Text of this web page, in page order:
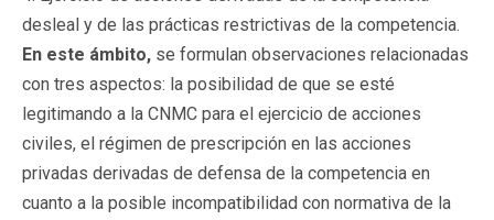
desleal y de las prácticas restrictivas de la competencia.
En este ámbito, se formulan observaciones relacionadas
con tres aspectos: la posibilidad de que se esté
legitimando a la CNMC para el ejercicio de acciones
civiles, el régimen de prescripción en las acciones
privadas derivadas de defensa de la competencia en
cuanto a la posible incompatibilidad con normativa de la